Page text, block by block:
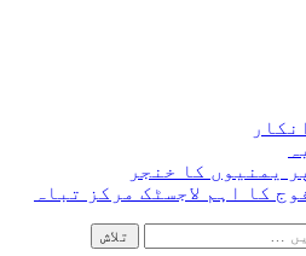
یمنیوں کا خنجر
کا اہم لاجسٹک مرکز تباہ